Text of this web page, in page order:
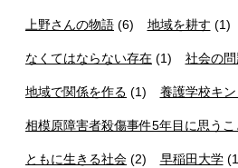
上野さんの物語 (6) 地域を耕す (1)
なくてはならない存在 (1) 社会の
地域で関係を作る (1) 養護学校キ
相模原障害者殺傷事件5年目に思うこ
ともに生きる社会 (2) 早稲田大学